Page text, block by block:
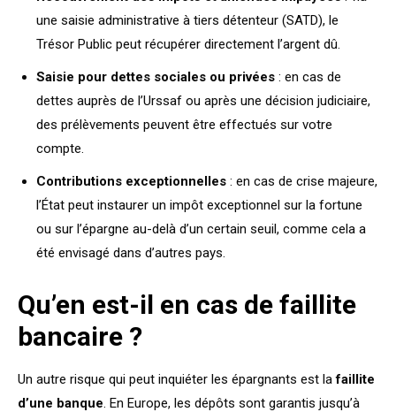
une saisie administrative à tiers détenteur (SATD), le
Trésor Public peut récupérer directement l’argent dû.
Saisie pour dettes sociales ou privées : en cas de
dettes auprès de l’Urssaf ou après une décision judiciaire,
des prélèvements peuvent être effectués sur votre
compte.
Contributions exceptionnelles : en cas de crise majeure,
l’État peut instaurer un impôt exceptionnel sur la fortune
ou sur l’épargne au-delà d’un certain seuil, comme cela a
été envisagé dans d’autres pays.
Qu’en est-il en cas de faillite
bancaire ?
Un autre risque qui peut inquiéter les épargnants est lafaillite
d’une banque. En Europe, les dépôts sont garantis jusqu’à